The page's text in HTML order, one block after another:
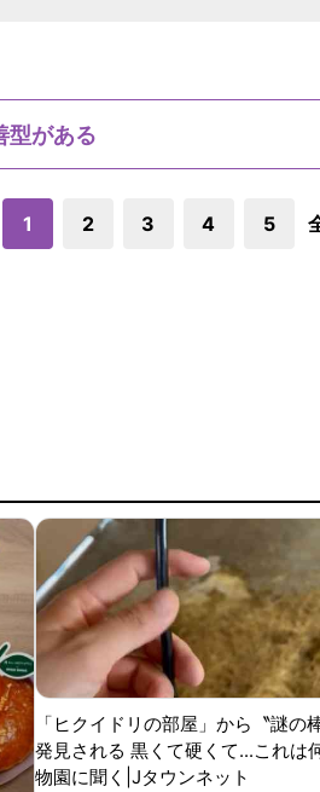
型がある
1 2 3 4 5
「ヒクイドリの部屋」から〝謎の棒
発見される 黒くて硬くて...これは
物園に聞く|Jタウンネット